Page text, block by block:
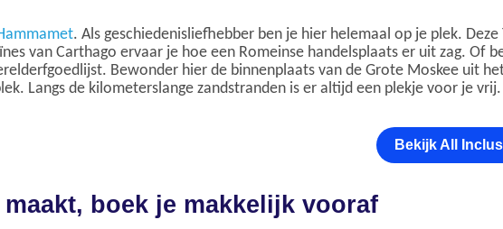
. Als geschiedenisliefhebber ben je hier helemaal op je plek. Deze
van Carthago ervaar je hoe een Romeinse handelsplaats er uit zag. Of
Bewonder hier de binnenplaats van de Grote Moskee uit
Langs de kilometerslange zandstranden is er altijd een plekje voor je vrij.
Bekijk All
boek je makkelijk vooraf